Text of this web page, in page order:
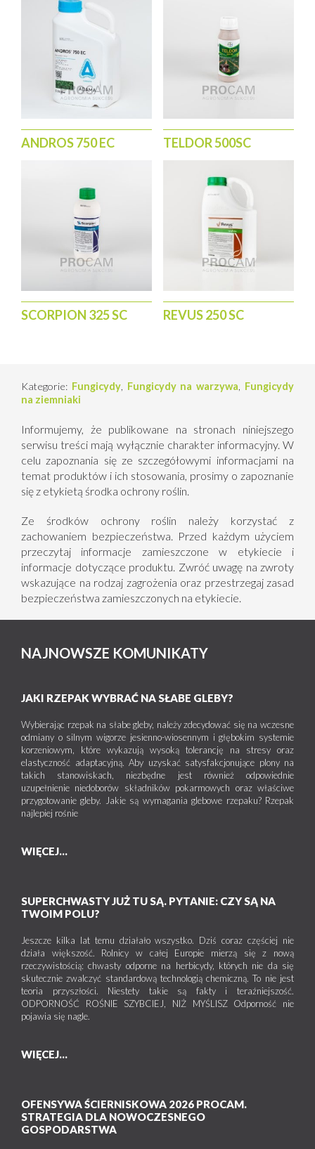
ANDROS 750 EC TELDOR 500SC
SCORPION 325 SC REVUS 250 SC
Kategorie: Fungicydy, Fungicydy na warzywa
Fungicydy
na ziemniaki
Informujemy, że publikowane na stronach niniejszego
serwisu treści mają wyłącznie charakter informacyjny. W
celu zapoznania się ze szczegółowymi informacjami na
temat produktów i ich stosowania, prosimy o zapoznanie
się z etykietą środka ochrony roślin.
Ze środków ochrony roślin należy korzystać z
zachowaniem bezpieczeństwa. Przed każdym użyciem
przeczytaj informacje zamieszczone w etykiecie i
informacje dotyczące produktu. Zwróć uwagę na zwroty
wskazujące na rodzaj zagrożenia oraz przestrzegaj zasad
bezpieczeństwa zamieszczonych na etykiecie.
NAJNOWSZE KOMUNIKATY
JAKI RZEPAK WYBRAĆ NA SŁABE GLEBY?
Wybierając rzepak na słabe gleby, należy zdecydować się na wczesne
odmiany o silnym wigorze jesienno-wiosennym i głębokim systemie
korzeniowym, które wykazują wysoką tolerancję na stresy oraz
elastyczność adaptacyjną. Aby uzyskać satysfakcjonujące plony na
takich stanowiskach, niezbędne jest również odpowiednie
uzupełnienie niedoborów składników pokarmowych oraz właściwe
przygotowanie gleby. Jakie są wymagania glebowe rzepaku? Rzepak
najlepiej rośnie
WIĘCEJ...
SUPERCHWASTY JUŻ TU SĄ. PYTANIE: CZY SĄ NA
TWOIM POLU?
Jeszcze kilka lat temu działało wszystko. Dziś coraz częściej nie
działa większość. Rolnicy w całej Europie mierzą się z nową
rzeczywistością: chwasty odporne na herbicydy, których nie da się
skutecznie zwalczyć standardową technologią chemiczną. To nie jest
teoria przyszłości. Niestety takie są fakty i teraźniejszość.
ODPORNOŚĆ ROŚNIE SZYBCIEJ, NIŻ MYŚLISZ Odporność nie
pojawia się nagle.
WIĘCEJ...
OFENSYWA ŚCIERNISKOWA 2026 PROCAM.
STRATEGIA DLA NOWOCZESNEGO
GOSPODARSTWA